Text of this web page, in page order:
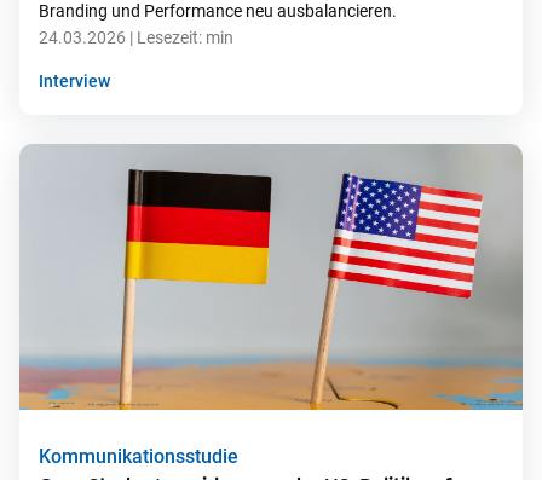
Branding und Performance neu ausbalancieren.
24.03.2026 | Lesezeit: min
Interview
Kommunikationsstudie